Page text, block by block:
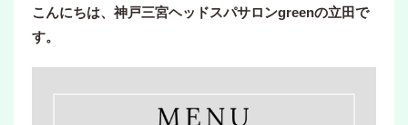
こんにちは、神戸三宮ヘッドスパサロンgreenの立田で
す。